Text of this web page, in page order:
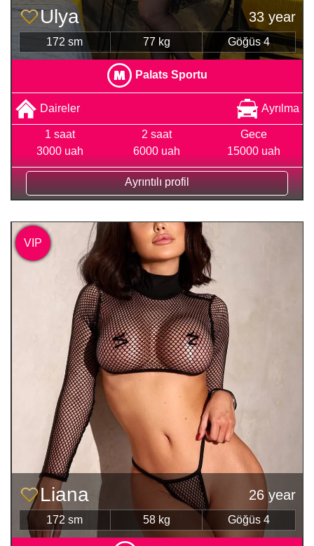
Ulya 33 year
172 sm 77 kg Göğüs 4
Palats Sportu
Daireler Ayrılma
1 saat
3000 uah
2 saat
6000 uah
Gece
15000 uah
Ayrıntılı profil
Liana 26 year
172 sm 58 kg Göğüs 4
VIP